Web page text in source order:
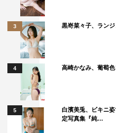
3 黒嵜菜々子、ラン
4 高崎かなみ、葡萄
5
白濱美兎、ビキニ
定写真集『純…